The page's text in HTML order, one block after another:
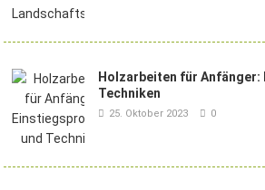
Holzarbeiten für
Techniken
25. Oktober 2023 0